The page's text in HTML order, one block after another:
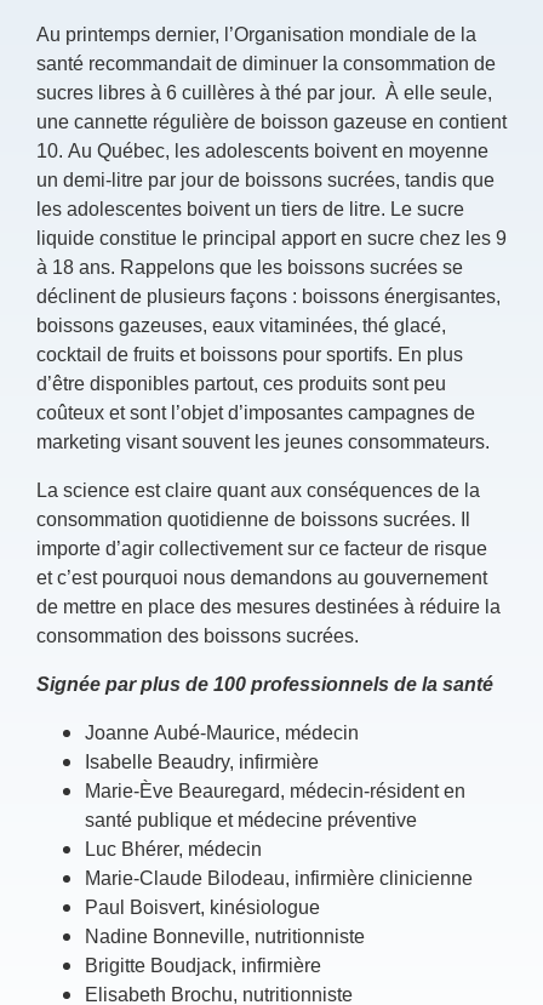
Au printemps dernier, l’Organisation mondiale de la
santé recommandait de diminuer la consommation de
sucres libres à 6 cuillères à thé par jour. À elle seule,
une cannette régulière de boisson gazeuse en contient
10. Au Québec, les adolescents boivent en moyenne
un demi-litre par jour de boissons sucrées, tandis que
les adolescentes boivent un tiers de litre. Le sucre
liquide constitue le principal apport en sucre chez les 9
à 18 ans. Rappelons que les boissons sucrées se
déclinent de plusieurs façons : boissons énergisantes,
boissons gazeuses, eaux vitaminées, thé glacé,
cocktail de fruits et boissons pour sportifs. En plus
d’être disponibles partout, ces produits sont peu
coûteux et sont l’objet d’imposantes campagnes de
marketing visant souvent les jeunes consommateurs.
La science est claire quant aux conséquences de la
consommation quotidienne de boissons sucrées. Il
importe d’agir collectivement sur ce facteur de risque
et c’est pourquoi nous demandons au gouvernement
de mettre en place des mesures destinées à réduire la
consommation des boissons sucrées.
Signée par plus de 100 professionnels de la santé
Joanne Aubé-Maurice, médecin
Isabelle Beaudry, infirmière
Marie-Ève Beauregard, médecin-résident en
santé publique et médecine préventive
Luc Bhérer, médecin
Marie-Claude Bilodeau, infirmière clinicienne
Paul Boisvert, kinésiologue
Nadine Bonneville, nutritionniste
Brigitte Boudjack, infirmière
Elisabeth Brochu, nutritionniste